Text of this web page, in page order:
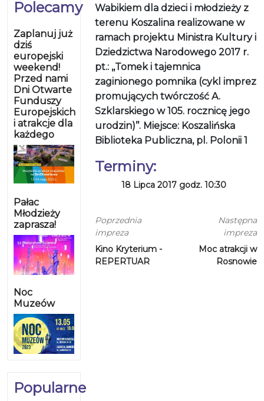
Polecamy
Zaplanuj już
dziś
europejski
weekend!
Przed nami
Dni Otwarte
Funduszy
Europejskich
i atrakcje dla
każdego
Pałac
Młodzieży
zaprasza!
Noc
Muzeów
Popularne
Wabikiem dla dzieci i młodzieży z
terenu Koszalina realizowane w
ramach projektu Ministra Kultury i
Dziedzictwa Narodowego 2017 r.
pt.: ,,Tomek i tajemnica
zaginionego pomnika (cykl imprez
promujących twórczość A.
Szklarskiego w 105. rocznicę jego
urodzin)’’. Miejsce: Koszalińska
Biblioteka Publiczna, pl. Polonii 1
Terminy:
18 Lipca 2017 godz. 10:30
Poprzednia
impreza
Kino Kryterium -
REPERTUAR
Następna
impreza
Moc atrakcji w
Rosnowie